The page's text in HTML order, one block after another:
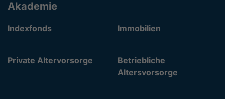
Akademie
Indexfonds Immobilien
Private Altervorsorge
Betriebliche
Altersvorsorge